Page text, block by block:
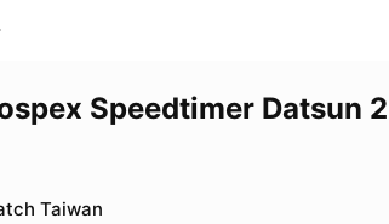
Speedtimer Datsun
Taiwan